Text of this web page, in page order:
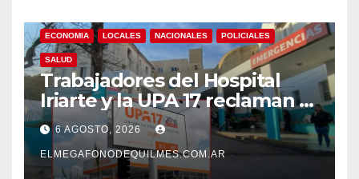
ECONOMIA LOCALES NACIONALES POLICIALES
SALUD
Trabajadores del Hospital
Iriarte y la UPA 17 reclaman el
pase a planta de becarios y
mejoras laborales
6 AGOSTO, 2026
ELMEGAFONODEQUILMES.COM.AR